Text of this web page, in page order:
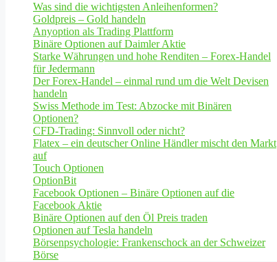
Was sind die wichtigsten Anleihenformen?
Goldpreis – Gold handeln
Anyoption als Trading Plattform
Binäre Optionen auf Daimler Aktie
Starke Währungen und hohe Renditen – Forex-Handel
für Jedermann
Der Forex-Handel – einmal rund um die Welt Devisen
handeln
Swiss Methode im Test: Abzocke mit Binären
Optionen?
CFD-Trading: Sinnvoll oder nicht?
Flatex – ein deutscher Online Händler mischt den Markt
auf
Touch Optionen
OptionBit
Facebook Optionen – Binäre Optionen auf die
Facebook Aktie
Binäre Optionen auf den Öl Preis traden
Optionen auf Tesla handeln
Börsenpsychologie: Frankenschock an der Schweizer
Börse